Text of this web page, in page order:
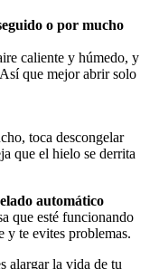
o por mucho
caliente y húmedo, y
que mejor abrir solo
toca descongelar
que el hielo se derrita
automático
que esté funcionando
y te evites problemas.
alargar la vida de tu